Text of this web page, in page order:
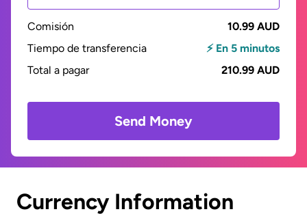
Comisión
10.99 AUD
Tiempo de transferencia
⚡ En 5 minutos
Total a pagar
210.99 AUD
Send Money
Currency Information